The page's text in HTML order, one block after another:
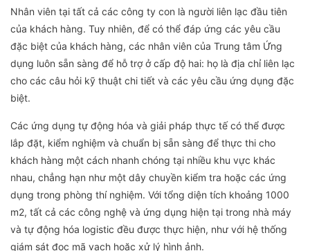
Nhân viên tại tất cả các công ty con là người liên lạc đầu tiên
của khách hàng. Tuy nhiên, để có thể đáp ứng các yêu cầu
đặc biệt của khách hàng, các nhân viên của Trung tâm Ứng
dụng luôn sẵn sàng để hỗ trợ ở cấp độ hai: họ là địa chỉ liên lạc
cho các câu hỏi kỹ thuật chi tiết và các yêu cầu ứng dụng đặc
biệt.
Các ứng dụng tự động hóa và giải pháp thực tế có thể được
lắp đặt, kiểm nghiệm và chuẩn bị sẵn sàng để thực thi cho
khách hàng một cách nhanh chóng tại nhiều khu vực khác
nhau, chẳng hạn như một dây chuyền kiểm tra hoặc các ứng
dụng trong phòng thí nghiệm. Với tổng diện tích khoảng 1000
m2, tất cả các công nghệ và ứng dụng hiện tại trong nhà máy
và tự động hóa logistic đều được thực hiện, như với hệ thống
giám sát đọc mã vạch hoặc xử lý hình ảnh.